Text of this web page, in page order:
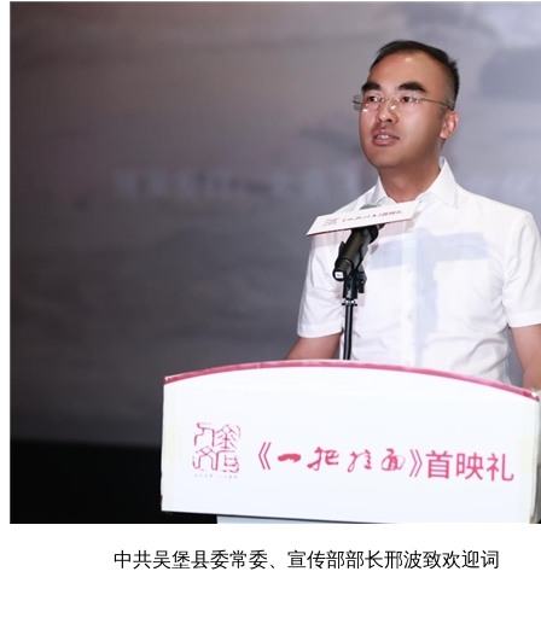
中共吴堡县委常委、宣传部部长邢波致欢迎词